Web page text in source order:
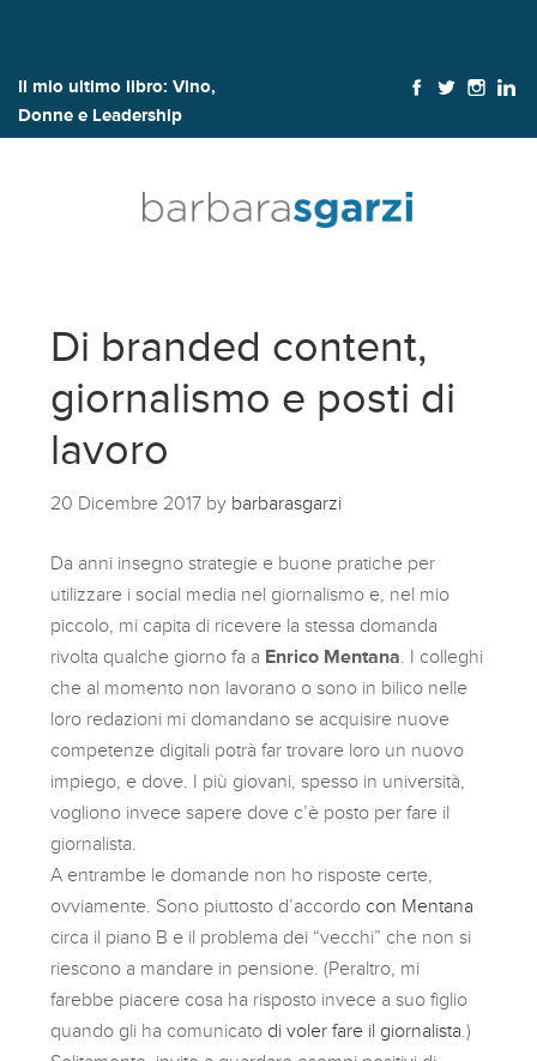
Il mio ultimo libro: Vino,
Donne e Leadership
Di branded content,
giornalismo e posti di
lavoro
20 Dicembre 2017 by barbarasgarzi
Da anni insegno strategie e buone pratiche per
utilizzare i social media nel giornalismo e, nel mio
piccolo, mi capita di ricevere la stessa domanda
rivolta qualche giorno fa a Enrico Mentana . I colleghi
che al momento non lavorano o sono in bilico nelle
loro redazioni mi domandano se acquisire nuove
competenze digitali potrà far trovare loro un nuovo
impiego, e dove. I più giovani, spesso in università,
vogliono invece sapere dove c’è posto per fare il
giornalista.
A entrambe le domande non ho risposte certe,
ovviamente. Sono piuttosto d’accordo con Mentana
circa il piano B e il problema dei “vecchi” che non si
riescono a mandare in pensione. (Peraltro, mi
farebbe piacere cosa ha risposto invece a suo figlio
quando gli ha comunicato di voler fare il giornalista .)